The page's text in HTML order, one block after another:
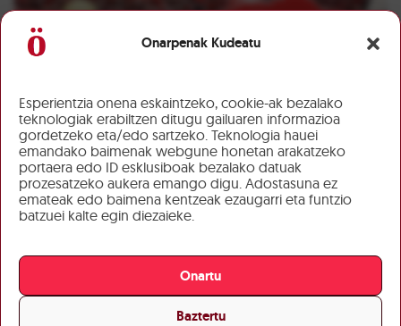
Onarpenak Kudeatu
Esperientzia onena eskaintzeko, cookie-ak bezalako
teknologiak erabiltzen ditugu gailuaren informazioa
gordetzeko eta/edo sartzeko. Teknologia hauei
emandako baimenak webgune honetan arakatzeko
portaera edo ID esklusiboak bezalako datuak
prozesatzeko aukera emango digu. Adostasuna ez
emateak edo baimena kentzeak ezaugarri eta funtzio
batzuei kalte egin diezaieke.
Onartu
Baztertu